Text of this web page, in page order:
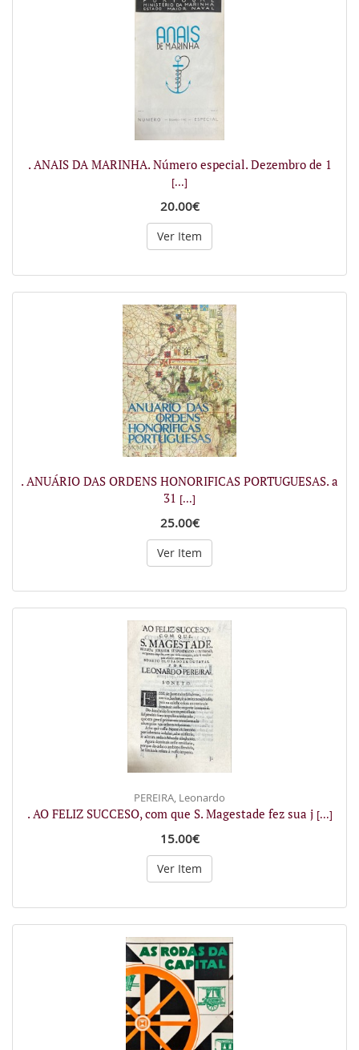
. ANAIS DA MARINHA. Número especial. Dezembro de 1
[...]
20.00€
Ver Item
. ANUÁRIO DAS ORDENS HONORIFICAS PORTUGUESAS. a
31 [...]
25.00€
Ver Item
PEREIRA, Leonardo
. AO FELIZ SUCCESO, com que S. Magestade fez sua j [...]
15.00€
Ver Item